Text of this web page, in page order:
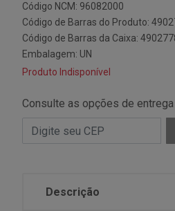
Código NCM: 96082000
Código de Barras do Produto:
Código de Barras da Caixa:
Embalagem: UN
Produto Indisponível
Consulte as opções de entrega
Descrição